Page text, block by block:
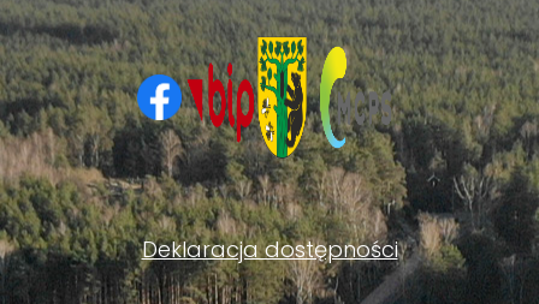
Deklaracja dostępności